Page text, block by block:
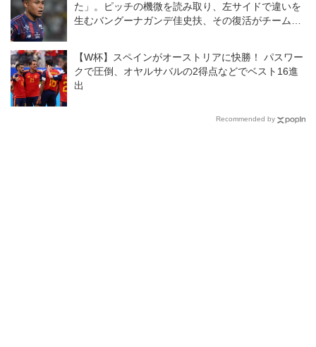
た」。ピッチの機微を読み取り、左サイドで違いを
生むバングーナガンデ佳史扶、その復活がチームを
【W杯】スペインがオーストリアに快勝！ パスワー
クで圧倒、オヤルサバルの2得点などでベスト16進
出
Recommended by